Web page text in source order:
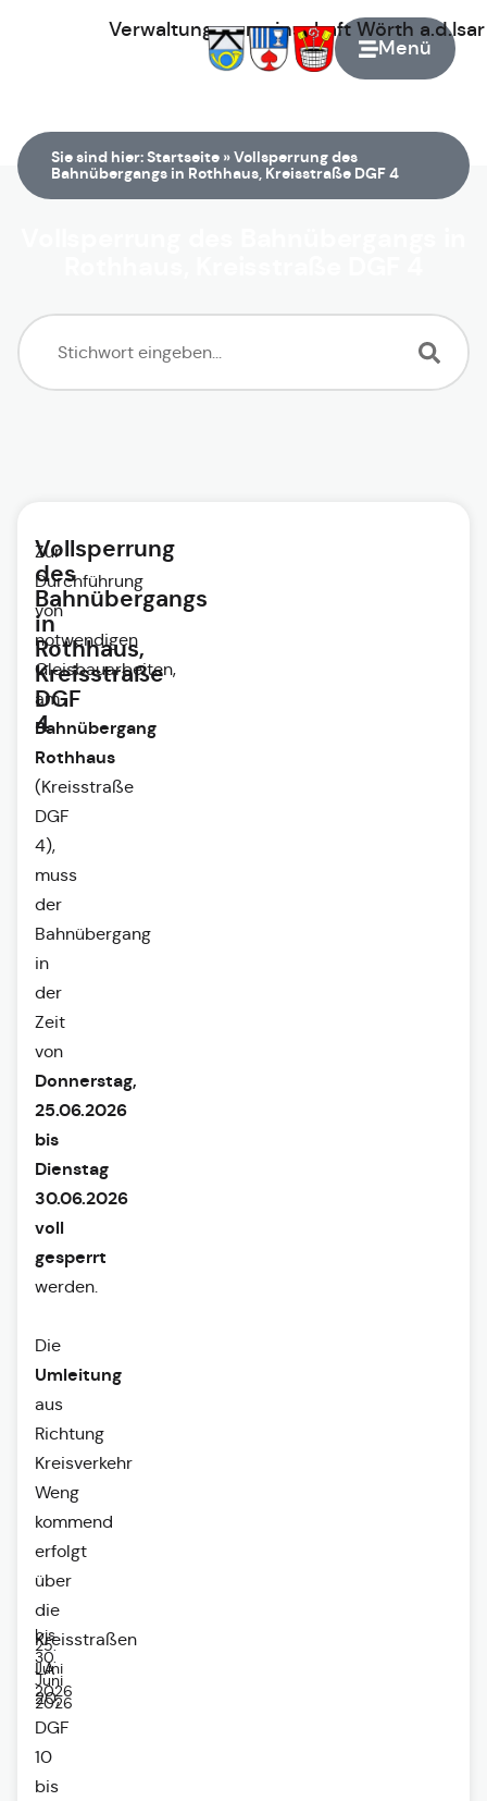
Menü
Verwaltungsgemeinschaft Wörth
Sie sind hier:Startseite »Vollsperrung des
Bahnübergangs in Rothhaus, Kreisstraße DGF 4
25.
Juni
2026
bis
30.
Juni
2026
Vollsperrung
des
Bahnübergangs
in
Rothhaus,
Kreisstraße
DGF
4
Zur
Durchführung
von
notwendigen
Gleisbauarbeiten,
am
Bahnübergang
Rothhaus
(Kreisstraße
DGF
4),
muss
der
Bahnübergang
in
der
Zeit
von
Donnerstag,
25.06.2026
bis
Dienstag
30.06.2026
voll
gesperrt
werden.
Die
Umleitung
aus
Richtung
Kreisverkehr
Weng
kommend
erfolgt
über
die
Kreisstraßen
LA
20,
DGF
10
bis